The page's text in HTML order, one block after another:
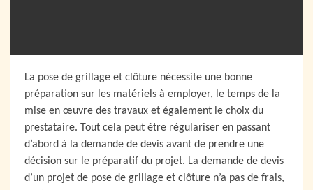
La pose de grillage et clôture nécessite une bonne
préparation sur les matériels à employer, le temps de la
mise en œuvre des travaux et également le choix du
prestataire. Tout cela peut être régulariser en passant
d’abord à la demande de devis avant de prendre une
décision sur le préparatif du projet. La demande de devis
d’un projet de pose de grillage et clôture n’a pas de frais,